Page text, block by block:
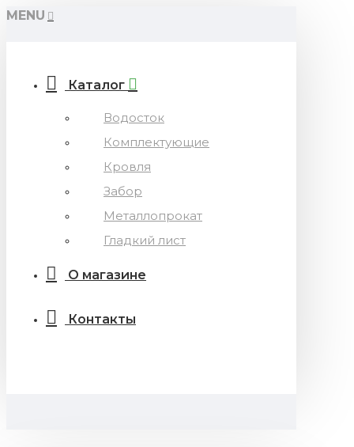
MENU
Каталог
Водосток
Комплектующие
Кровля
Забор
Металлопрокат
Гладкий лист
О магазине
Контакты